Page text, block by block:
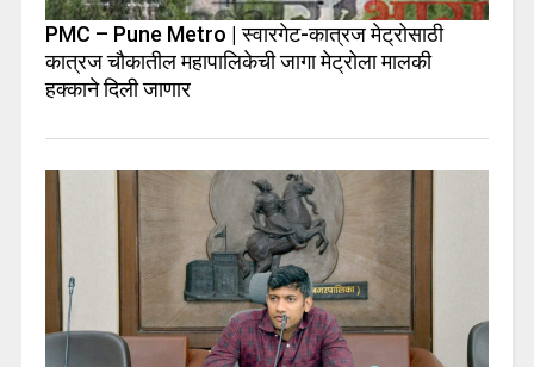
PMC – Pune Metro | स्वारगेट-कात्रज मेट्रोसाठी
कात्रज चौकातील महापालिकेची जागा मेट्रोला मालकी
हक्काने दिली जाणार